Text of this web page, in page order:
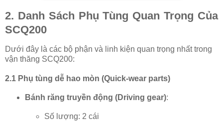
2. Danh Sách Phụ Tùng Quan Trọng Của
SCQ200
Dưới đây là các bộ phận và linh kiện quan trọng nhất trong
vận thăng SCQ200:
2.1 Phụ tùng dễ hao mòn (Quick-wear parts)
Bánh răng truyền động (Driving gear):
Số lượng: 2 cái